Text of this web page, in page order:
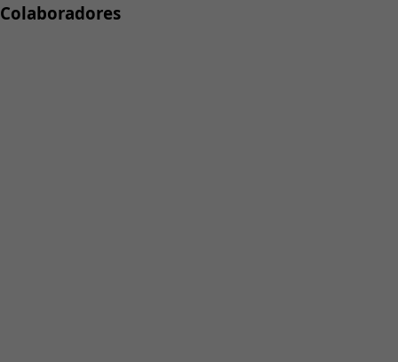
Colaboradores